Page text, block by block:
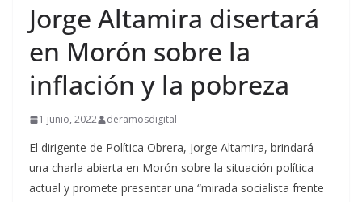
Jorge Altamira disertará
en Morón sobre la
inflación y la pobreza
1 junio, 2022 deramosdigital
El dirigente de Política Obrera, Jorge Altamira, brindará
una charla abierta en Morón sobre la situación política
actual y promete presentar una “mirada socialista frente